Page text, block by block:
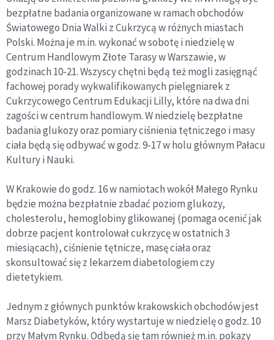
bezpłatne badania organizowane w ramach obchodów
Światowego Dnia Walki z Cukrzycą w różnych miastach
Polski. Można je m.in. wykonać w sobotę i niedzielę w
Centrum Handlowym Złote Tarasy w Warszawie, w
godzinach 10-21. Wszyscy chętni będą też mogli zasięgnąć
fachowej porady wykwalifikowanych pielęgniarek z
Cukrzycowego Centrum Edukacji Lilly, które na dwa dni
zagości w centrum handlowym. W niedzielę bezpłatne
badania glukozy oraz pomiary ciśnienia tętniczego i masy
ciała będą się odbywać w godz. 9-17 w holu głównym Pałacu
Kultury i Nauki.
W Krakowie do godz. 16 w namiotach wokół Małego Rynku
będzie można bezpłatnie zbadać poziom glukozy,
cholesterolu, hemoglobiny glikowanej (pomaga ocenić jak
dobrze pacjent kontrolował cukrzycę w ostatnich 3
miesiącach), ciśnienie tętnicze, masę ciała oraz
skonsultować się z lekarzem diabetologiem czy
dietetykiem.
Jednym z głównych punktów krakowskich obchodów jest
Marsz Diabetyków, który wystartuje w niedzielę o godz. 10
przy Małym Rynku. Odbędą się tam również m.in. pokazy